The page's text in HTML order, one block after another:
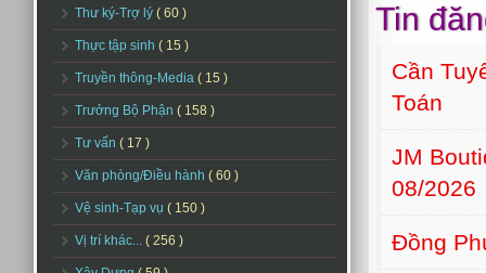
Thư ký-Trợ lý ( 60 )
Thực tập sinh ( 15 )
Truyền thông-Media ( 15 )
Trưởng Bộ Phận ( 158 )
Tư vấn ( 17 )
Văn phòng/Điều hành ( 60 )
Vệ sinh-Tạp vụ ( 150 )
Vị trí khác... ( 256 )
Tin
Cần
Toán
JM
08/2026
Đồng